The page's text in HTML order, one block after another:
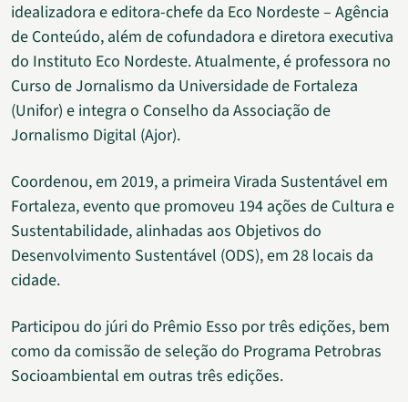
idealizadora e editora-chefe da Eco Nordeste – Agência
de Conteúdo, além de cofundadora e diretora executiva
do Instituto Eco Nordeste. Atualmente, é professora no
Curso de Jornalismo da Universidade de Fortaleza
(Unifor) e integra o Conselho da Associação de
Jornalismo Digital (Ajor).
Coordenou, em 2019, a primeira Virada Sustentável em
Fortaleza, evento que promoveu 194 ações de Cultura e
Sustentabilidade, alinhadas aos Objetivos do
Desenvolvimento Sustentável (ODS), em 28 locais da
cidade.
Participou do júri do Prêmio Esso por três edições, bem
como da comissão de seleção do Programa Petrobras
Socioambiental em outras três edições.